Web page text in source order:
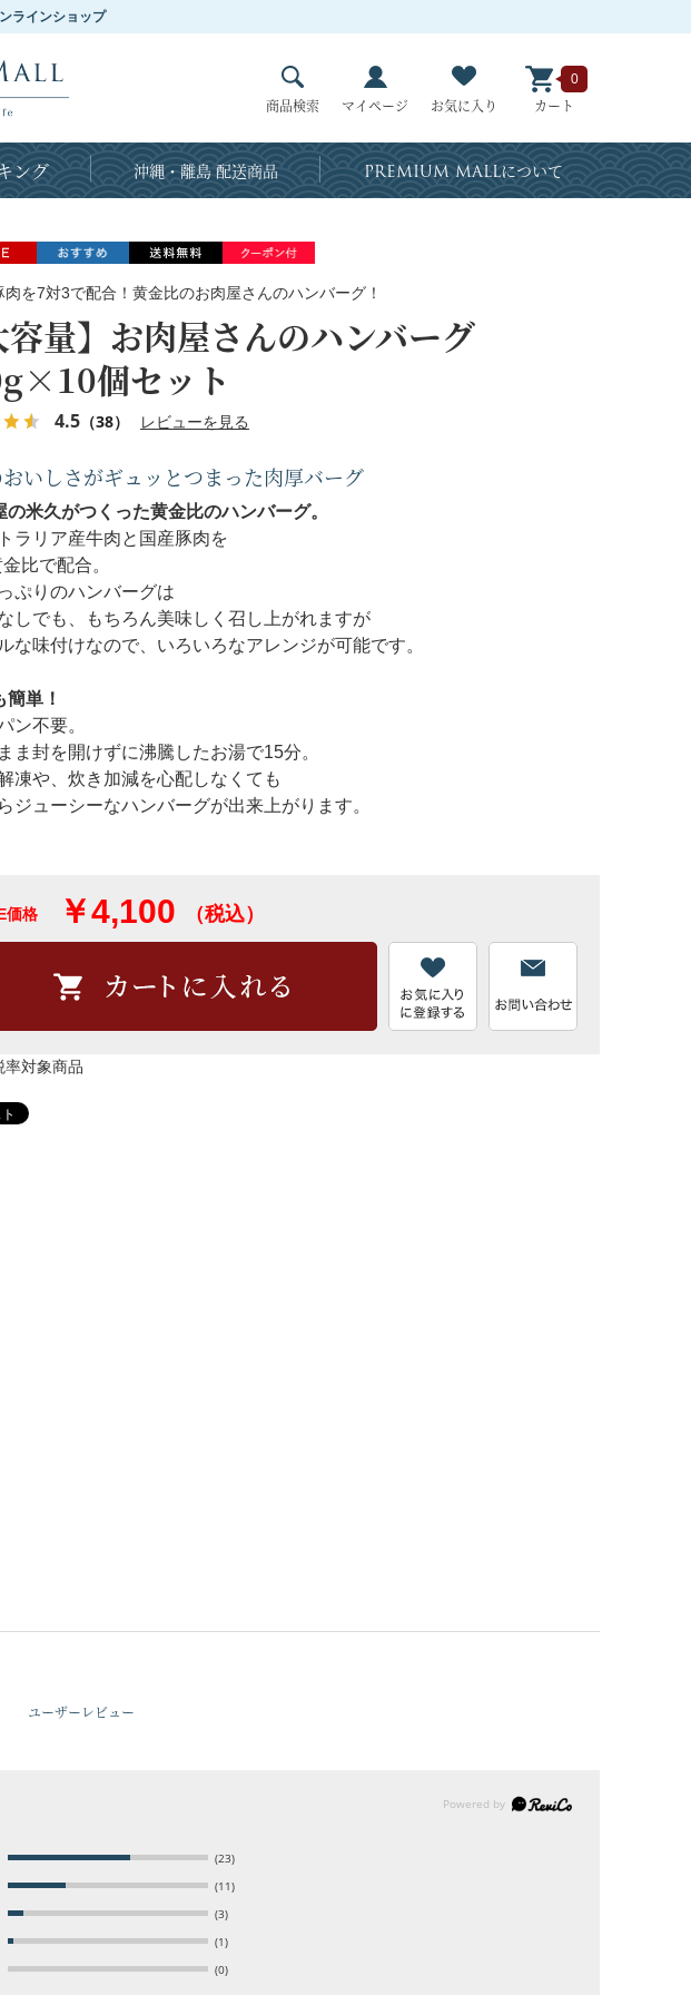
ラインショップ
商品検索 マイページ お気に入り カート
0
ング 沖縄・離島 配送商品 PREMIUM MALLについて
肉を7対3で配合！黄金比のお肉屋さんのハンバーグ！
容量】お肉屋さんのハンバーグ
個セット
4.5 （38） レビューを見る
いしさがギュッとつまった肉厚バーグ
の米久がつくった黄金比のハンバーグ。
ラリア産牛肉と国産豚肉を
比で配合。
ぷりのハンバーグは
しでも、もちろん美味しく召し上がれますが
な味付けなので、いろいろなアレンジが可能です。
簡単！
ン不要。
ま封を開けずに沸騰したお湯で15分。
凍や、炊き加減を心配しなくても
ジューシーなハンバーグが出来上がります。
価格 ￥4,100 （税込）
対象商品
ユーザーレビュー
(23)
(11)
(3)
(1)
(0)